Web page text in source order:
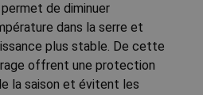
de diminuer
dans la serre et
plus stable. De cette
offrent une protection
la saison et évitent les